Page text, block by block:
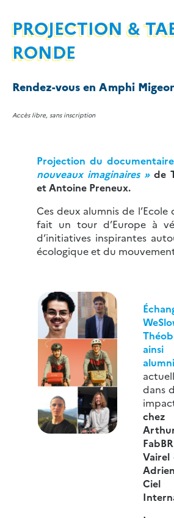
PROJECTION &
RONDE
Rendez-vous en Amphi
Accès libre, sans inscription
Projection du documentaire
nouveaux imaginaires »de
et Antoine Preneux.
Ces deux alumnis de l’Ecole
fait un tour d’Europe à
d’initiatives inspirantes
écologique et du
dans
Vairel